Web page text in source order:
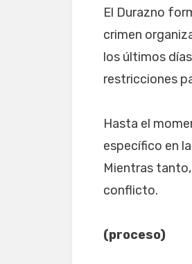
El Durazno
crimen
los últimos
restricciones
Hasta el
específico en
Mientras
conflicto.
(proceso)